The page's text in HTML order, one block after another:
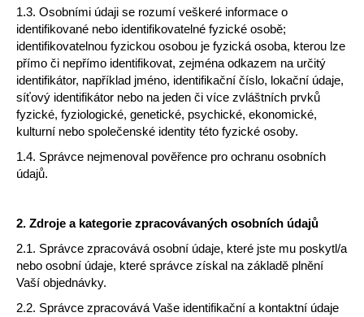
1.3. Osobními údaji se rozumí veškeré informace o
identifikované nebo identifikovatelné fyzické osobě;
identifikovatelnou fyzickou osobou je fyzická osoba, kterou lze
přímo či nepřímo identifikovat, zejména odkazem na určitý
identifikátor, například jméno, identifikační číslo, lokační údaje,
síťový identifikátor nebo na jeden či více zvláštních prvků
fyzické, fyziologické, genetické, psychické, ekonomické,
kulturní nebo společenské identity této fyzické osoby.
1.4. Správce nejmenoval pověřence pro ochranu osobních
údajů.
2. Zdroje a kategorie zpracovávaných osobních údajů
2.1. Správce zpracovává osobní údaje, které jste mu poskytl/a
nebo osobní údaje, které správce získal na základě plnění
Vaší objednávky.
2.2. Správce zpracovává Vaše identifikační a kontaktní údaje
t
e
n
a
j
í
t
?
HLEDAT